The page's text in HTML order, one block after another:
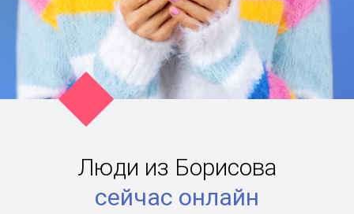
Люди из Борисова
сейчас онлайн